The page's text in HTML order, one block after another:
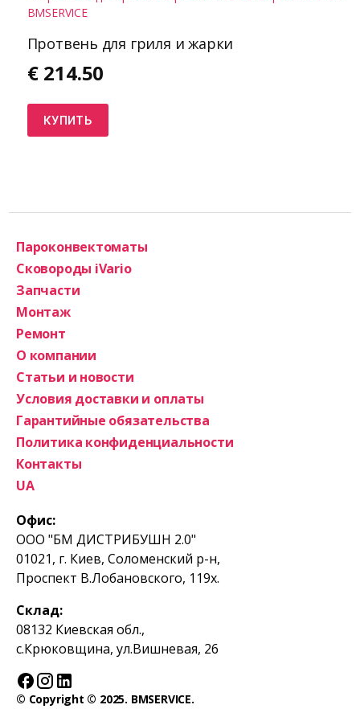
Протвень для гриля и жарки
€ 214.50
КУПИТЬ
Офис:
ООО "БМ ДИСТРИБУШН 2.0"
01021, г. Киев, Соломенский р-н,
Проспект В.Лобановского, 119х.
Склад:
08132 Киевская обл.,
с.Крюковщина, ул.Вишневая, 26
Пароконвектоматы
Сковороды iVario
Запчасти
Монтаж
Ремонт
О компании
Статьи и новости
Условия доставки и оплаты
Гарантийные обязательства
Политика конфиденциальности
Контакты
UA
© Copyright © 2025. BMSERVICE.